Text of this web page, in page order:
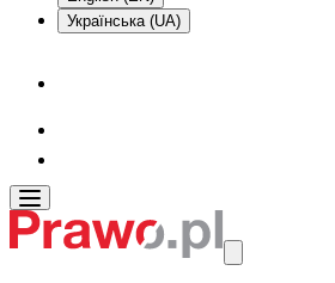
Українська (UA)